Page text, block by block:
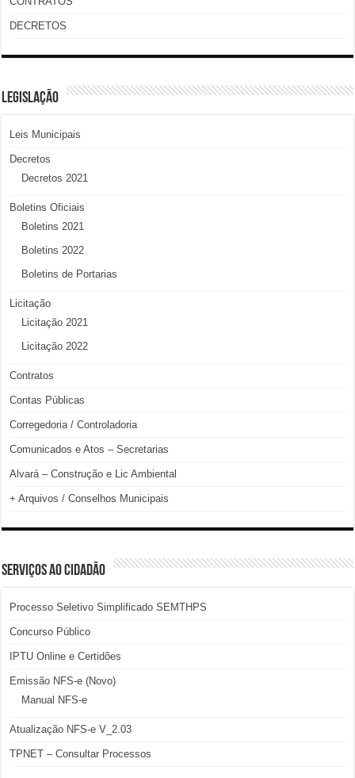
DECRETOS
LEGISLAÇÃO
Leis Municipais
Decretos
Decretos 2021
Boletins Oficiais
Boletins 2021
Boletins 2022
Boletins de Portarias
Licitação
Licitação 2021
Licitação 2022
Contratos
Contas Públicas
Corregedoria / Controladoria
Comunicados e Atos – Secretarias
Alvará – Construção e Lic Ambiental
+ Arquivos / Conselhos Municipais
SERVIÇOS AO CIDADÃO
Processo Seletivo Simplificado SEMTHPS
Concurso Público
IPTU Online e Certidões
Emissão NFS-e (Novo)
Manual NFS-e
Atualização NFS-e V_2.03
TPNET – Consultar Processos